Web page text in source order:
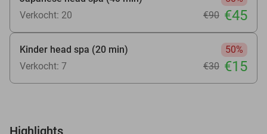
Verkocht: 20
€90 €45
Kinder head spa (20 min)
50%
Verkocht: 7
€30 €15
Highlights